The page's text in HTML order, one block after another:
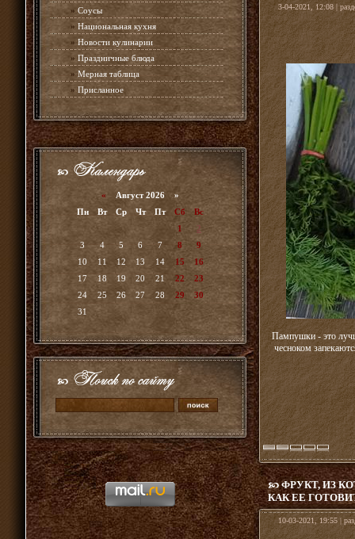
» Соусы
» Национальная кухня
» Новости кулинарии
» Праздничные блюда
» Мерная таблица
» Присланное
« Август 2026 »
Пн
Вт Ср Чт Пт Сб
Вс
1
2
3
4 5 6 7 8
9
10
11 12 13 14 15
16
17
18 19 20 21 22
23
24
25 26 27 28 29
30
31
3-04-2021, 12:08 |
Пампушки - это
чесноком
ФРУКТ, ИЗ
КАК ЕЕ
10-03-2021, 19:55 |